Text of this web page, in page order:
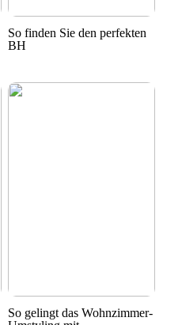
So finden Sie den perfekten
BH
So gelingt das Wohnzimmer-